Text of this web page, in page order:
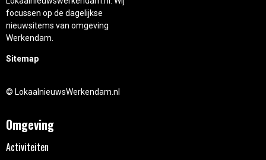
focussen op de dagelijkse
nieuwsitems van omgeving
Werkendam.
Sitemap
© LokaalnieuwsWerkendam.nl
Omgeving
Activiteiten